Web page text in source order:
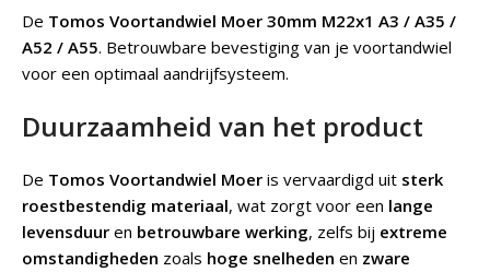
De Tomos Voortandwiel Moer 30mm M22x1 A3 / A35 /
A52 / A55. Betrouwbare bevestiging van je voortandwiel
voor een optimaal aandrijfsysteem.
Duurzaamheid van het product
De Tomos Voortandwiel Moer is vervaardigd uit sterk
roestbestendig materiaal, wat zorgt voor een lange
levensduur en betrouwbare werking, zelfs bij extreme
omstandigheden zoals hoge snelheden en zware